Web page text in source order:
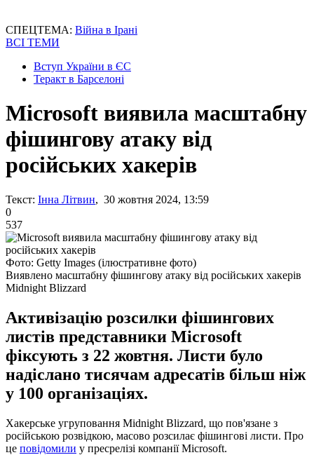
СПЕЦТЕМА: Війна в Ірані
ВСІ ТЕМИ
Вступ України в ЄС
Теракт в Барселоні
Microsoft виявила масштабну
фішингову атаку від
російських хакерів
Текст: Інна Літвин, 30 жовтня 2024, 13:59
0
537
Фото: Getty Images (ілюстративне фото)
Виявлено масштабну фішингову атаку від російських хакерів
Midnight Blizzard
Активізацію розсилки фішингових
листів представники Microsoft
фіксують з 22 жовтня. Листи було
надіслано тисячам адресатів більш ніж
у 100 організаціях.
Хакерське угруповання Midnight Blizzard, що пов'язане з
російською розвідкою, масово розсилає фішингові листи. Про
це повідомили у пресрелізі компанії Microsoft.